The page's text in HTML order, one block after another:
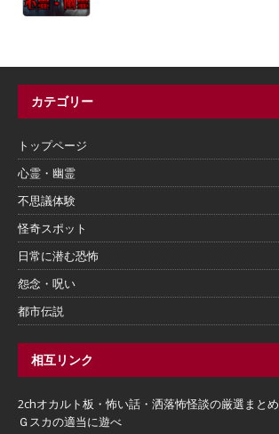
カテゴリー
トップページ
心霊・幽霊
不思議体験
怪奇スポット
日常に潜む恐怖
怨念・呪い
都市伝説
相互リンク
2chオカルト板・怖い話・洒落怖怪談の厳選まとめ
Ｇスカの適当に遊べ